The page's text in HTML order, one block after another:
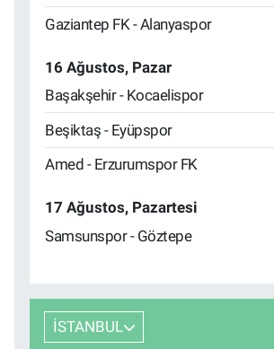
Gaziantep FK - Alanyaspor
16 Ağustos, Pazar
Başakşehir - Kocaelispor
Beşiktaş - Eyüpspor
Amed - Erzurumspor FK
17 Ağustos, Pazartesi
Samsunspor - Göztepe
İSTANBUL